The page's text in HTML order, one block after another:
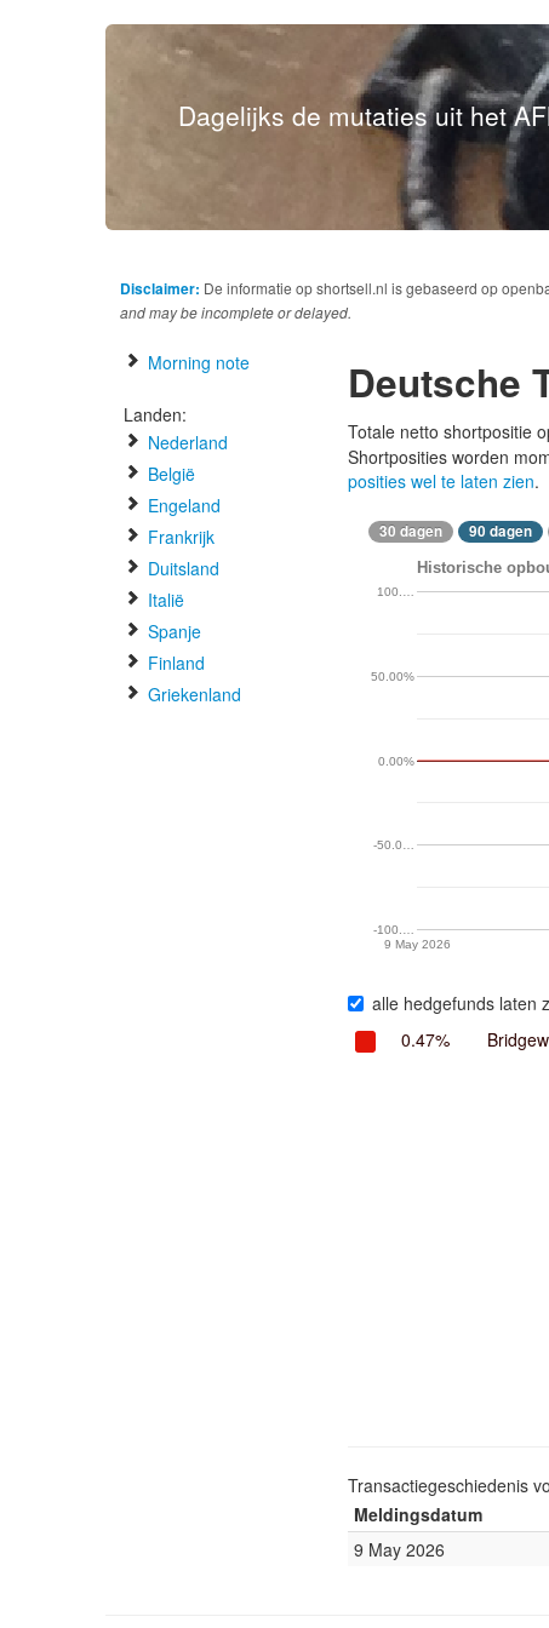
Dagelijks de mutaties uit het
Disclaimer: De informatie op shortsell.nl is gebaseerd op
and may be incomplete or delayed.
Morning note
Landen:
Nederland
België
Engeland
Frankrijk
Duitsland
Italië
Spanje
Finland
Griekenland
Deutsche
Totale netto shortpositie
Shortposities worden
posities wel te laten zien.
30 dagen 90 dagen
Historische
9 May 2026
-100.…
-50.0…
0.00%
50.00%
100.…
alle hedgefunds laten
0.47%
Transactiegeschiedenis
Meldingsdatum
9 May 2026